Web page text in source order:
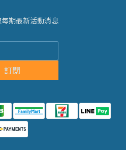
期最新活動消息
訂閱